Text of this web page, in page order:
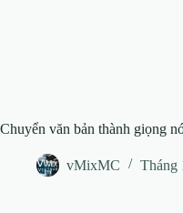
Chuyển văn bản thành giọng
vMixMC Tháng